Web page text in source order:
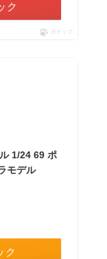
ク
ポチップ
1/24 69 ポ
モデル
ク